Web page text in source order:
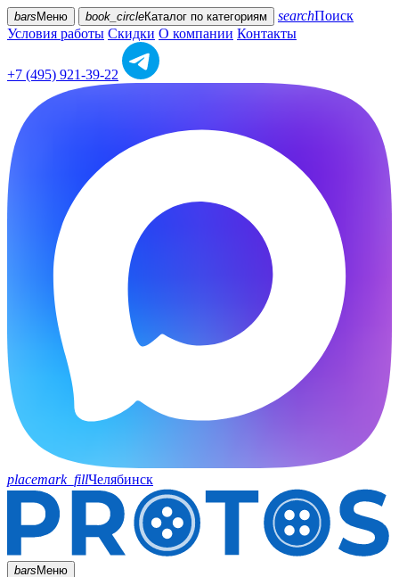
bars Меню book_circleКаталог по категориям searchПоиск
Условия работы Скидки О компании Контакты
+7 (495) 921-39-22
placemark_fillЧелябинск
barsМеню